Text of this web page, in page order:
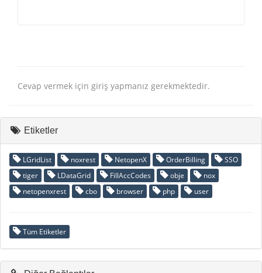
Cevap vermek için giriş yapmanız gerekmektedir.
Etiketler
LGridList noxrest NetopenX OrderBilling
SSO
tiger
LDataGrid FillAccCodes obje
nox
netopenxrest
cbo browser php user
Tüm Etiketler